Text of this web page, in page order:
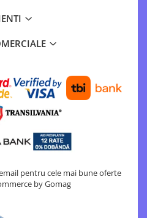
pentru cele mai bune oferte
by Gomag